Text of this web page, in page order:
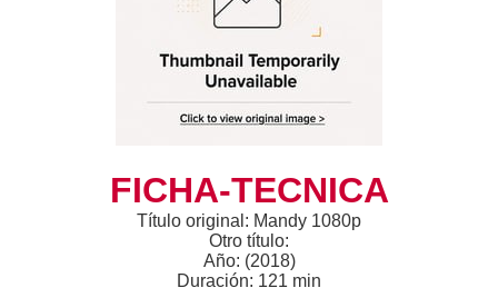
FICHA-TECNICA
Título original: Mandy 1080p
Otro título:
Año: (2018)
Duración: 121 min